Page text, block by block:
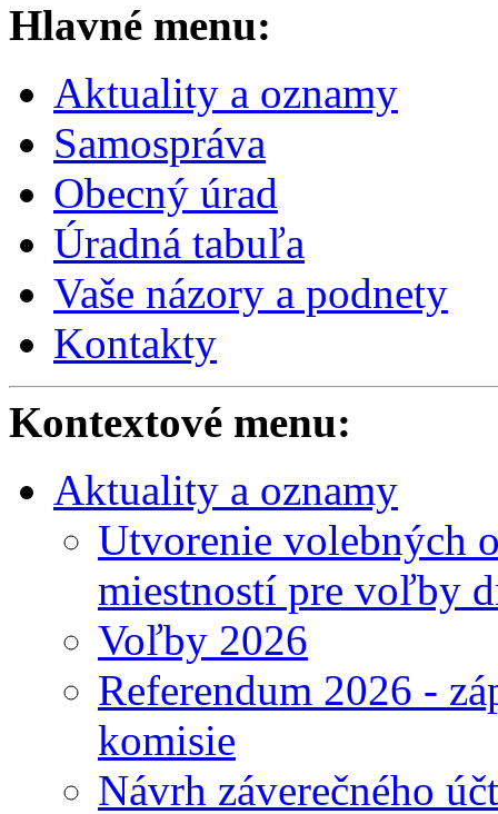
Hlavné menu:
Aktuality a oznamy
Samospráva
Obecný úrad
Úradná tabuľa
Vaše názory a podnety
Kontakty
Kontextové menu:
Aktuality a oznamy
Utvorenie volebných
miestností pre voľby
Voľby 2026
Referendum 2026 -
komisie
Návrh záverečného